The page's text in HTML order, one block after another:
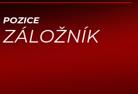
POZICE
ZÁLOŽNÍK